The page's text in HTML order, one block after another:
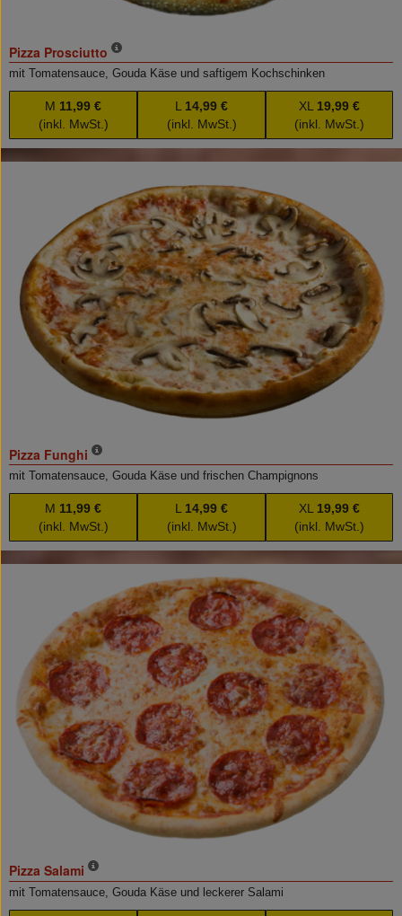
Pizza Prosciutto
mit Tomatensauce, Gouda Käse und saftigem Kochschinken
M 11,99 €
(inkl. MwSt.)
L 14,99 €
(inkl. MwSt.)
XL 19,99 €
(inkl. MwSt.)
Pizza Funghi
mit Tomatensauce, Gouda Käse und frischen Champignons
M 11,99 €
(inkl. MwSt.)
L 14,99 €
(inkl. MwSt.)
XL 19,99 €
(inkl. MwSt.)
Pizza Salami
mit Tomatensauce, Gouda Käse und leckerer Salami